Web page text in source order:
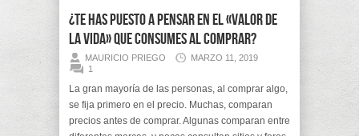
¿Te has puesto a pensar en el «Valor de
la Vida» que consumes al comprar?
MAURICIO PRIEGO
MARZO 11, 2019
1
La gran mayoría de las personas, al comprar algo,
se fija primero en el precio. Muchas, comparan
precios antes de comprar. Algunas comparan entre